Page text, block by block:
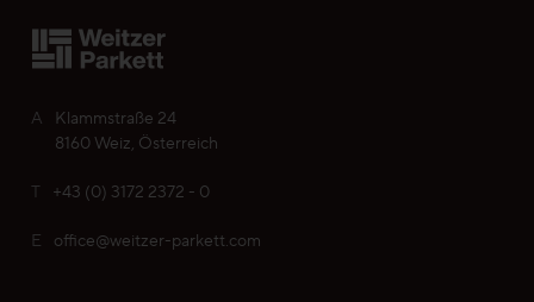
A
Klammstraße 24
8160 Weiz, Österreich
T +43 (0) 3172 2372 - 0
E office@weitzer-parkett.com